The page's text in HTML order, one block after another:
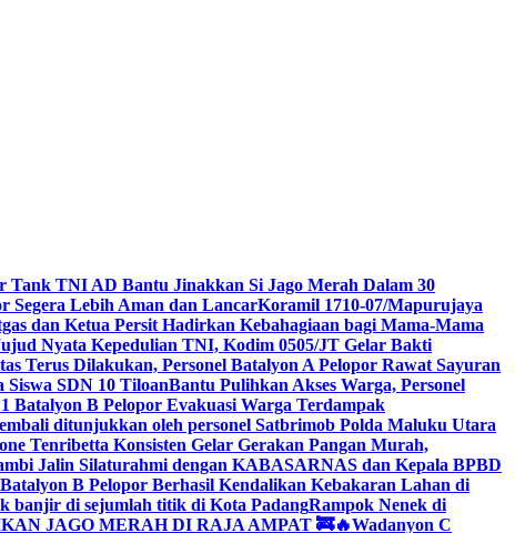
Tank TNI AD Bantu Jinakkan Si Jago Merah Dalam 30
Segera Lebih Aman dan LancarKoramil 1710-07/Mapurujaya
dan Ketua Persit Hadirkan Kebahagiaan bagi Mama-Mama
Nyata Kepedulian TNI, Kodim 0505/JT Gelar Bakti
Terus Dilakukan, Personel Batalyon A Pelopor Rawat Sayuran
Siswa SDN 10 TiloanBantu Pulihkan Akses Warga, Personel
Batalyon B Pelopor Evakuasi Warga Terdampak
ditunjukkan oleh personel Satbrimob Polda Maluku Utara
Tenribetta Konsisten Gelar Gerakan Pangan Murah,
Jalin Silaturahmi dengan KABASARNAS dan Kepala BPBD
B Pelopor Berhasil Kendalikan Kebakaran Lahan di
banjir di sejumlah titik di Kota PadangRampok Nenek di
JAGO MERAH DI RAJA AMPAT 🚒🔥Wadanyon C